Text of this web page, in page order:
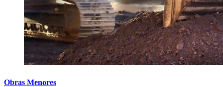
Obras Menores